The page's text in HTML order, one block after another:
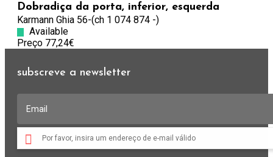
Dobradiça da porta, inferior, esquerda
Karmann Ghia 56-(ch 1 074 874 -)
Available
Preço 77,24€
subscreve a newsletter
Por favor, insira um endereço de e-mail válido